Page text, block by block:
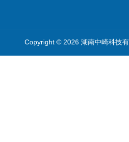
Copyright © 2026 湖南中崎科技